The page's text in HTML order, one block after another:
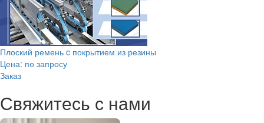
Плоский ремень c покрытием из резины
Цена: по запросу
Заказ
Свяжитесь с нами